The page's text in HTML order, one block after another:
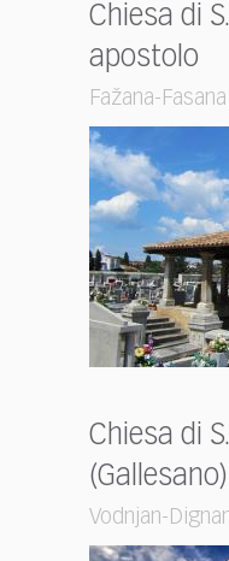
Chiesa di
apostolo
Fažana-Fasana
Chiesa di
(Gallesano)
Vodnjan-